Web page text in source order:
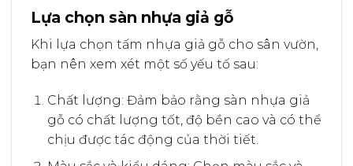
Lựa chọn sàn nhựa giả gỗ
Khi lựa chọn tấm nhựa giả gỗ cho sân vườn,
bạn nên xem xét một số yếu tố sau:
Chất lượng: Đảm bảo rằng sàn nhựa giả
gỗ có chất lượng tốt, độ bền cao và có thể
chịu được tác động của thời tiết.